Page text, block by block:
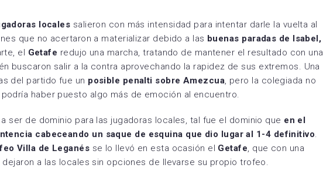
locales salieron con más intensidad para intentar darle la vuelta al
que no acertaron a materializar debido a las buenas paradas de Isabel,
el Getafe redujo una marcha, tratando de mantener el resultado con una
buscaron salir a la contra aprovechando la rapidez de sus extremos. Una
del partido fue un posible penalti sobre Amezcua, pero la colegiada no
haber puesto algo más de emoción al encuentro.
ser de dominio para las jugadoras locales, tal fue el dominio que en el
cabeceando un saque de esquina que dio lugar al 1-4 definitivo.
Villa de Leganés se lo llevó en esta ocasión el Getafe, que con una
dejaron a las locales sin opciones de llevarse su propio trofeo.